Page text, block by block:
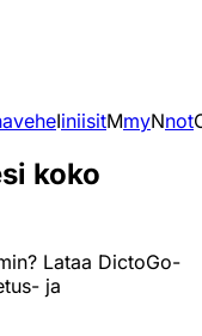
heIiniisitMmyNnot
koko
Lataa DictoGo-
ja